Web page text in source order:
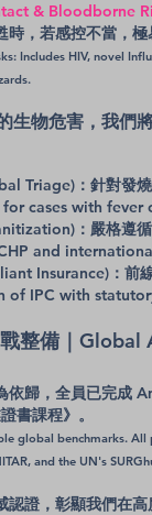
& Bloodborne
時，若感控不當，
Includes HIV, novel
生物危害，我們
Triage)：針對發
cases with fever
：嚴格遵
and
Insurance)：前
of IPC with
整備｜
依歸，全員已完成
書課程》。
global benchmarks. All
and the UN's
認證，彰顯我們在